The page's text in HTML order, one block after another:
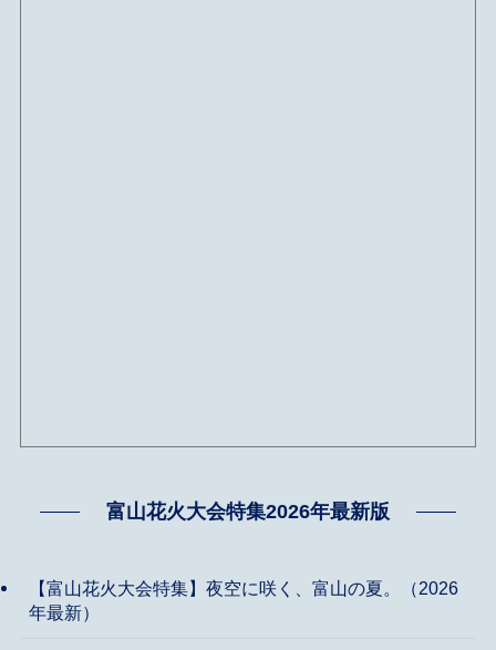
富山花火大会特集2026年最新版
【富山花火大会特集】夜空に咲く、富山の夏。（2026
年最新）